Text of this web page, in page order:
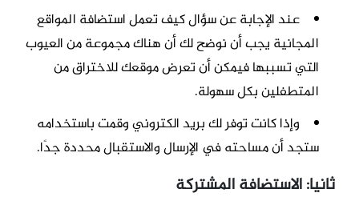
عند الإجابة عن سؤال كيف تعمل استضافة المواقع
المجانية يجب أن نوضح لك أن هناك مجموعة من العيوب
التي تسببها فيمكن أن تعرض موقعك للاختراق من
المتطفلين بكل سهولة.
وإذا كانت توفر لك بريد الكتروني وقمت باستخدامه
ستجد أن مساحته في الإرسال والاستقبال محددة جدًا.
ثانيا: الاستضافة المشتركة